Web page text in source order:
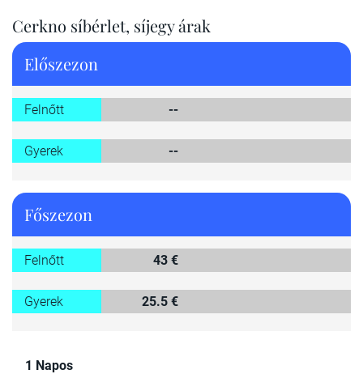
Cerkno síbérlet, síjegy árak
Előszezon
Felnőtt --
Gyerek --
Főszezon
Felnőtt 43 €
Gyerek 25.5 €
1 Napos